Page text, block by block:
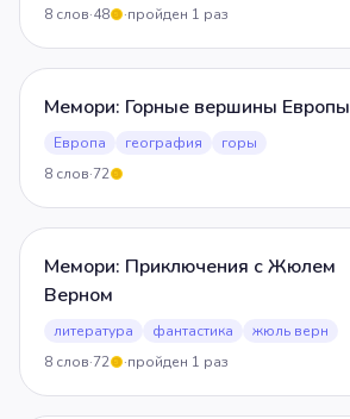
8 слов·48 ·пройден 1 раз
Мемори: Горные вершины Европы
Европа
география
горы
8 слов·72
Мемори: Приключения с Жюлем
Верном
литература фантастика
жюль верн
8 слов·72 ·пройден 1 раз